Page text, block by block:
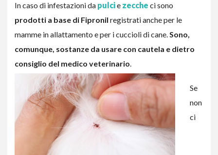
In caso di infestazioni da pulcie zecche ci sono
prodotti a base di Fipronil registrati anche per le
mamme in allattamento e per i cuccioli di cane.Sono,
comunque, sostanze da usare con cautela e dietro
consiglio del medico veterinario.
Se
non
ci